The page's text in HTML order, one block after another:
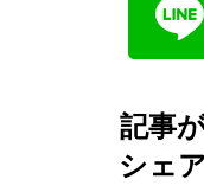
記事
シェ